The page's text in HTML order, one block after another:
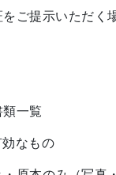
ご提示いただく
一覧
なもの